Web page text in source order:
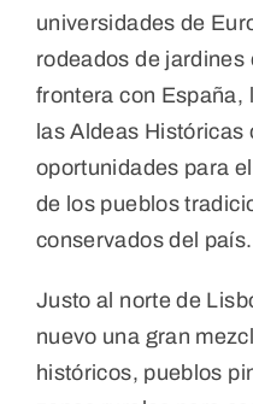
universidades de
rodeados de jardines
frontera con España,
las Aldeas Históricas
oportunidades para
de los pueblos
conservados del país.
Justo al norte de
nuevo una gran
históricos, pueblos